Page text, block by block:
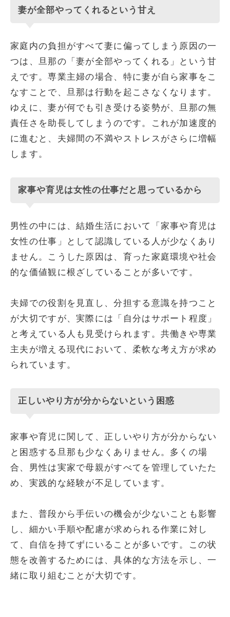
妻が全部やってくれるという甘え
家庭内の負担がすべて妻に偏ってしまう原因の一
つは、旦那の「妻が全部やってくれる」という甘
えです。専業主婦の場合、特に妻が自ら家事をこ
なすことで、旦那は行動を起こさなくなります。
ゆえに、妻が何でも引き受ける姿勢が、旦那の無
責任さを助長してしまうのです。これが加速度的
に進むと、夫婦間の不満やストレスがさらに増幅
します。
家事や育児は女性の仕事だと思っているから
男性の中には、結婚生活において「家事や育児は
女性の仕事」として認識している人が少なくあり
ません。こうした原因は、育った家庭環境や社会
的な価値観に根ざしていることが多いです。
夫婦での役割を見直し、分担する意識を持つこと
が大切ですが、実際には「自分はサポート程度」
と考えている人も見受けられます。共働きや専業
主夫が増える現代において、柔軟な考え方が求め
られています。
正しいやり方が分からないという困惑
家事や育児に関して、正しいやり方が分からない
と困惑する旦那も少なくありません。多くの場
合、男性は実家で母親がすべてを管理していたた
め、実践的な経験が不足しています。
また、普段から手伝いの機会が少ないことも影響
し、細かい手順や配慮が求められる作業に対し
て、自信を持てずにいることが多いです。この状
態を改善するためには、具体的な方法を示し、一
緒に取り組むことが大切です。